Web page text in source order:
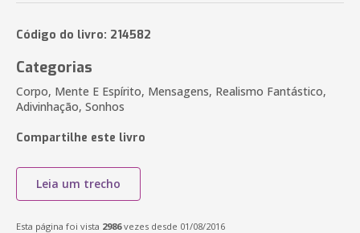
Código do livro: 214582
Categorias
Corpo, Mente E Espírito, Mensagens, Realismo Fantástico,
Adivinhação, Sonhos
Compartilhe este livro
Leia um trecho
Esta página foi vista 2986vezes desde 01/08/2016